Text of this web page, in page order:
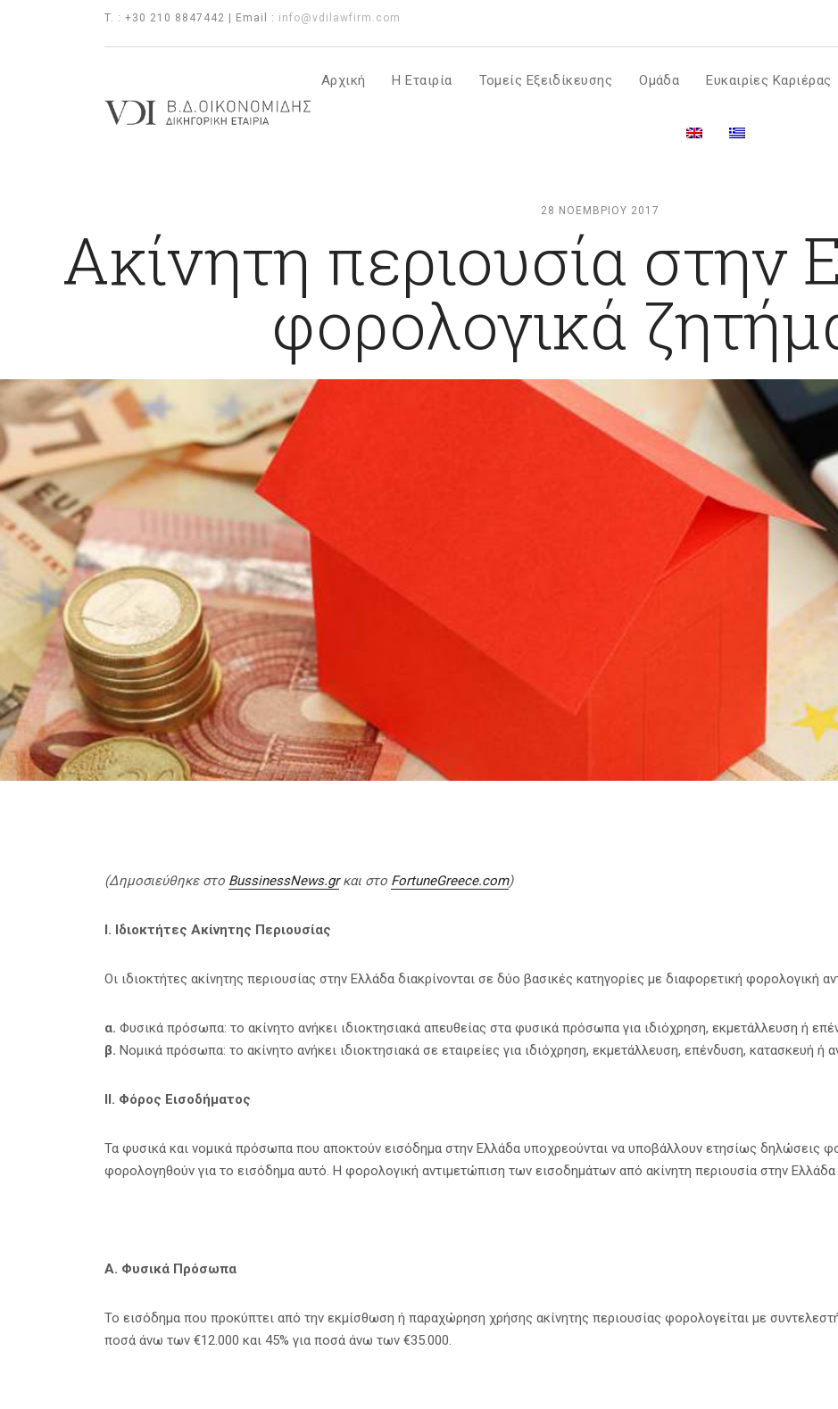
T. : +30 210 8847442 | Email : info@vdilawfirm.com
Αρχική Η Εταιρία Τομείς Εξειδίκευσης Ομάδα Ευκαιρίες Καριέρας
28 ΝΟΕΜΒΡΊΟΥ 2017
Ακίνητη περιουσία στην
φορολογικά
(Δημοσιεύθηκε στο BussinessNews.grκαι στο FortuneGreece.com)
I. Ιδιοκτήτες Ακίνητης Περιουσίας
Οι ιδιοκτήτες ακίνητης περιουσίας στην Ελλάδα διακρίνονται σε δύο βασικές κατηγορίες με διαφορετική φορολογική
α. Φυσικά πρόσωπα: το ακίνητο ανήκει ιδιοκτησιακά απευθείας στα φυσικά πρόσωπα για ιδιόχρηση, εκμετάλλευση ή
β. Νομικά πρόσωπα: το ακίνητο ανήκει ιδιοκτησιακά σε εταιρείες για ιδιόχρηση, εκμετάλλευση, επένδυση, κατασκευή ή
ΙΙ. Φόρος Εισοδήματος
Τα φυσικά και νομικά πρόσωπα που αποκτούν εισόδημα στην Ελλάδα υποχρεούνται να υποβάλλουν ετησίως δηλώσεις
φορολογηθούν για το εισόδημα αυτό. Η φορολογική αντιμετώπιση των εισοδημάτων από ακίνητη περιουσία στην
Α. Φυσικά Πρόσωπα
Το εισόδημα που προκύπτει από την εκμίσθωση ή παραχώρηση χρήσης ακίνητης περιουσίας φορολογείται με
ποσά άνω των €12.000 και 45% για ποσά άνω των €35.000.